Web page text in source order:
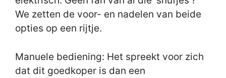
We zetten de voor- en nadelen van beide
opties op een rijtje.
Manuele bediening: Het spreekt voor zich
dat dit goedkoper is dan een